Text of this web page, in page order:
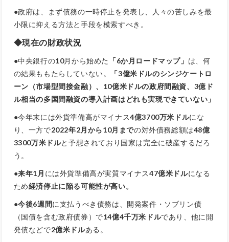
●政府は、まず債務の一時停止を発表し、人々の苦しみを最
小限に抑える方法と手段を模索すべき。
◆現在の財政状況
●中央銀行の10月から始めた 「6か月ロードマップ」 は、何
の結果ももたらしていない。
「3億米ドルのシンジケートロ
ーン（市場型間接金融）、10億米ドルの政府間融資、3億ド
ル相当の多国間融資の導入計画はどれも実現できていない」
●今年末には外貨準備高がマイナス4億3700万米ドルにな
り、一方で2022年2月から10月までの対外債務総額は48億
3300万米ドルと予想されており国家は完全に破産するだろ
う。
●来年1月 には外貨準備高が実質マイナス47億米ドルになる
ため経済停止に陥る可能性が高い。
●今後6週間に支払うべき債務は、開発案件・ソブリン債
（国債を含む政府債券）で14億4千万米ドルであり、他に開
発債などで2億米ドルある。